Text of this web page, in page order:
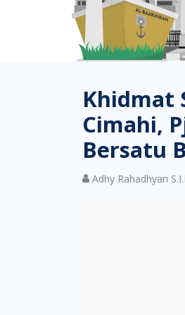
Khidmat
Cimahi,
Bersatu
Adhy Rahadhyan